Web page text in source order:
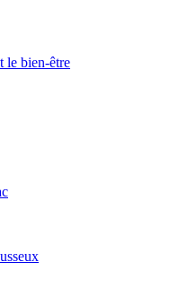
le bien-être